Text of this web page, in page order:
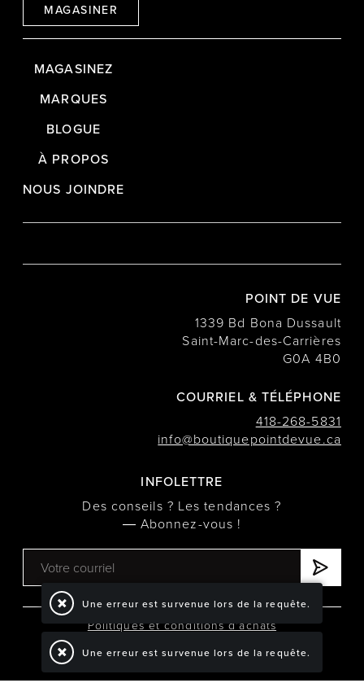
MAGASINER
MAGASINEZ
MARQUES
BLOGUE
À PROPOS
NOUS JOINDRE
POINT DE VUE
1339 Bd Bona Dussault
Saint-Marc-des-Carrières
G0A 4B0
COURRIEL & TÉLÉPHONE
418-268-5831
info@boutiquepointdevue.ca
INFOLETTRE
Des conseils ? Les tendances ?
― Abonnez-vous !
Politiques et conditions d'achats
TOUS DROITS RÉSERVÉS © COPYRIGHT 2026
Une erreur est survenue lors de la requête.
Une erreur est survenue lors de la requête.